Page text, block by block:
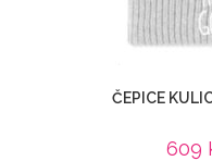
ČEPICE
609